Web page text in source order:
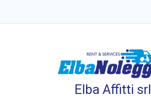
Elba Affitti srl